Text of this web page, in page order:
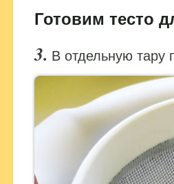
Готовим тесто
В отдельную тару